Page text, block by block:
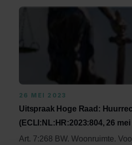
26 MEI 2023
Uitspraak Hoge Raad:
(ECLI:NL:HR:2023:804, 26 mei
Art. 7:268 BW. Woonruimte.